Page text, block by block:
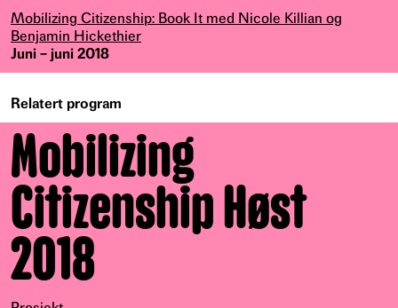
Mobilizing Citizenship: Book It med Nicole Killian og
Benjamin Hickethier
Juni – juni 2018
Relatert program
Mobilizing
Citizenship Høst
2018